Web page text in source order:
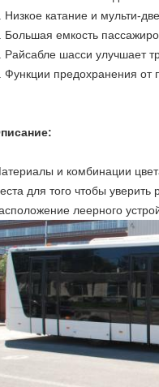
Низкое катание и мульти-
Большая емкость
Райсабле шасси улучшает
Функции предохранения от
и комбинации
для того чтобы
леерного